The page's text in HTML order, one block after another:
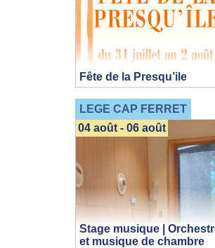
Fête de la Presqu’ile
LEGE CAP FERRET
Stage musique |
et musique de chambre
04 août - 06 août